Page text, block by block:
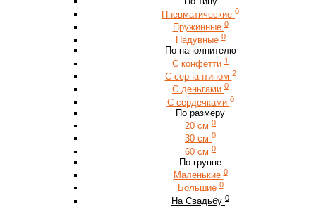
Пневматические 0
Пружинные 0
Надувные 0
По наполнителю
С конфетти 1
С серпантином 2
С деньгами 0
С сердечками 0
По размеру
20 см 0
30 см 0
60 см 0
По группе
Маленькие 0
Большие 0
На Свадьбу 0